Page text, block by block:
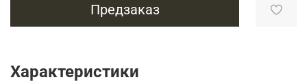
Предзаказ
Характеристики